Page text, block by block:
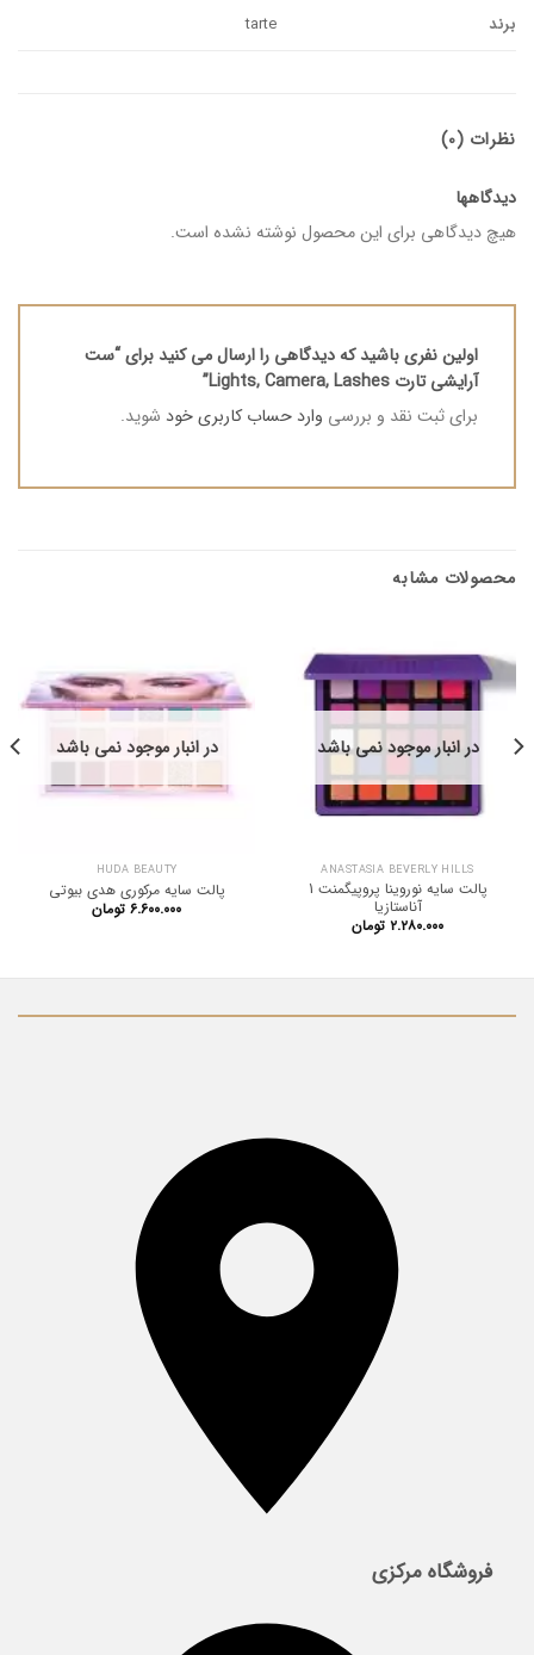
برند tarte
نظرات (0)
دیدگاهها
هیچ دیدگاهی برای این محصول نوشته نشده است.
اولین نفری باشید که دیدگاهی را ارسال می کنید برای “ست
آرایشی تارت Lights, Camera, Lashes”
برای ثبت نقد و بررسی وارد حساب کاربری خود شوید.
محصولات مشابه
در انبار موجود نمی باشد
ANASTASIA BEVERLY HILLS
پالت سایه نوروینا پروپیگمنت 1
آناستازیا
۲.۲۸۰.۰۰۰ تومان
در انبار موجود نمی باشد
HUDA BEAUTY
پالت سایه مرکوری هدی بیوتی
۶.۶۰۰.۰۰۰ تومان
فروشگاه مرکزی